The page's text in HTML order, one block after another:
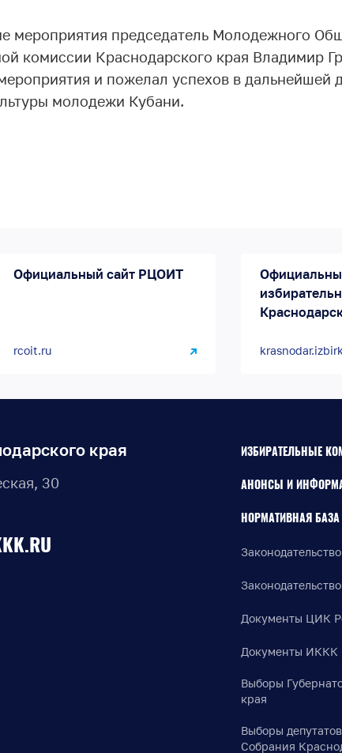
мероприятия председатель Молодежного
комиссии Краснодарского края Владимир
и пожелал успехов в дальнейшей
молодежи Кубани.
Официальный сайт РЦОИТ
rcoit.ru
края
30
ИЗБИРАТЕЛЬНЫЕ
АНОНСЫ И
НОРМАТИВНАЯ БАЗА
Документы ЦИК
Документы ИККК
Выборы
края
Выборы
Собрания